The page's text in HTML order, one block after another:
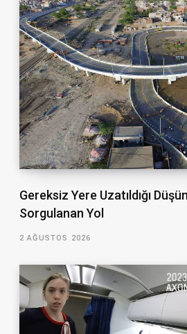
Gereksiz Yere Uzatıldığı
Sorgulanan Yol
2 AĞUSTOS 2026